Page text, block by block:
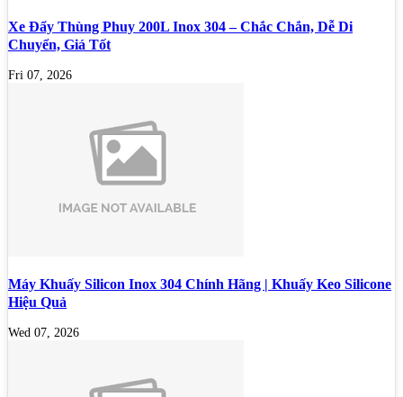
Xe Đẩy Thùng Phuy 200L Inox 304 – Chắc Chắn, Dễ Di
Chuyển, Giá Tốt
Fri 07, 2026
Máy Khuấy Silicon Inox 304 Chính Hãng | Khuấy Keo Silicone
Hiệu Quả
Wed 07, 2026